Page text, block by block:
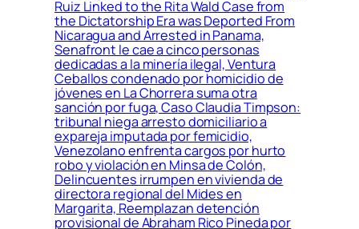
Ruiz Linked to the Rita Wald Case from
the Dictatorship Era was Deported From
Nicaragua and Arrested in Panama,
Senafront le cae a cinco personas
dedicadas a la minería ilegal, Ventura
Ceballos condenado por homicidio de
jóvenes en La Chorrera suma otra
sanción por fuga, Caso Claudia Timpson:
tribunal niega arresto domiciliario a
expareja imputada por femicidio,
Venezolano enfrenta cargos por hurto
robo y violación en Minsa de Colón,
Delincuentes irrumpen en vivienda de
directora regional del Mides en
Margarita, Reemplazan detención
provisional de Abraham Rico Pineda por